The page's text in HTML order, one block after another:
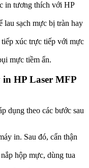
in tương thích với HP
lau sạch mực bị tràn hay
tiếp xúc trực tiếp với mực
mực tiềm ẩn.
in HP Laser MFP
dụng theo các bước sau
in. Sau đó, cẩn thận
hộp mực, dùng tua